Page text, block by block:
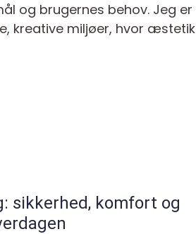
og brugernes behov. Jeg er
kreative miljøer, hvor æstetik
sikkerhed, komfort og